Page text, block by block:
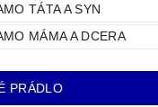
TÁTA A SYN
MÁMA A DCERA
PRÁDLO